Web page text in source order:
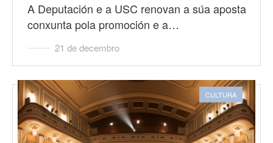
A Deputación e a USC renovan a súa aposta
conxunta pola promoción e a…
21 de decembro
CULTURA